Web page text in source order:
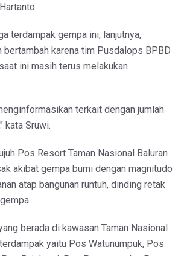
terdampak gempa ini, lanjutnya,
bertambah karena tim Pusdalops BPBD
ini masih terus melakukan
terkait dengan jumlah
kata Sruwi.
Pos Resort Taman Nasional Baluran
akibat gempa bumi dengan magnitudo
atap bangunan runtuh, dinding retak
berada di kawasan Taman Nasional
yaitu Pos Watunumpuk, Pos